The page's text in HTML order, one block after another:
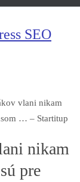
SEO
vlani nikam
… – Startitup
nikam
pre